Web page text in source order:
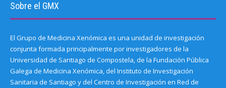
Sobre el GMX
El Grupo de Medicina Xenómica es una unidad de investigación
conjunta formada principalmente por investigadores de la
Universidad de Santiago de Compostela, de la Fundación Pública
Galega de Medicina Xenómica, del Instituto de Investigación
Sanitaria de Santiago y del Centro de Investigación en Red de